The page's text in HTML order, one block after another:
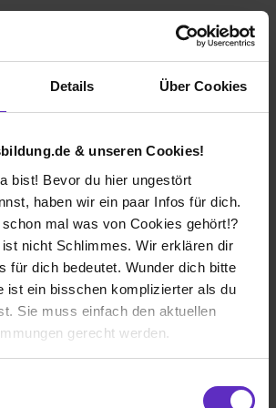
Details Über Cookies
& unseren Cookies!
bist! Bevor du hier ungestört
haben wir ein paar Infos für dich.
mal was von Cookies gehört!?
nicht Schlimmes. Wir erklären dir
für dich bedeutet. Wunder dich bitte
ist ein bisschen komplizierter als du
Sie muss einfach den aktuellen
gerecht werden.
unserem Arbeitsleben eine wichtige
früh verantwortungsvolle Aufgaben
im Verkauf haben zum Beispiel
Filiale zu leiten - von der
die Personalplanung bis zum
Studenten bereiten sich auf die
oder reisen auch mal ins Ausland (je
Studiengang).